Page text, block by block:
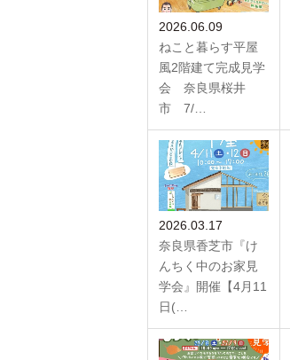
2026.06.09
ねこと暮らす平屋
風2階建て完成見学
会 奈良県桜井
市 7/…
2026.03.17
奈良県香芝市『け
んちく中のお家見
学会』開催【4月11
日(…